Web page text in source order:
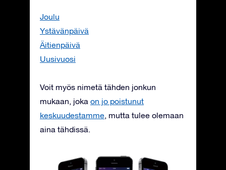
Joulu
Ystävänpäivä
Äitienpäivä
Uusivuosi
Voit myös nimetä tähden jonkun
mukaan, joka on jo poistunut
keskuudestamme, mutta tulee olemaan
aina tähdissä.